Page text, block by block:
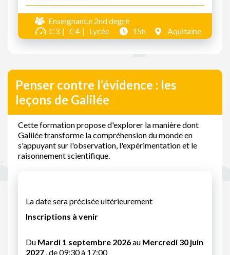
Enseignant.e 2nd degré
C3
C4 Lycée 15h Aquitaine
Penser contre l’évidence : les
leçons de Galilée
Cette formation propose d'explorer la manière dont
Galilée transforme la compréhension du monde en
s'appuyant sur l'observation, l'expérimentation et le
raisonnement scientifique.
La date sera précisée ultérieurement
Inscriptions à venir
Du Mardi 1 septembre 2026au Mercredi 30 juin
2027 , de 09:30 à 17:00